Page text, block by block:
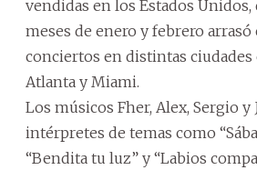
vendidas en los Estados
meses de enero y febrero arrasó
conciertos en distintas ciudades
Atlanta y Miami.
Los músicos Fher, Alex, Sergio y
intérpretes de temas como
“Bendita tu luz” y “Labios